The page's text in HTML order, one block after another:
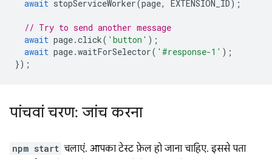
await stopServiceWorker(page, EXTENSION_ID);
// Try to send another message
await page.click( 'button' );
await page.waitForSelector( '#response-1' );
});
पांचवां चरण: जांच करना
npm start चलाएं. आपका टेस्ट फ़ेल हो जाना चाहिए. इससे पता